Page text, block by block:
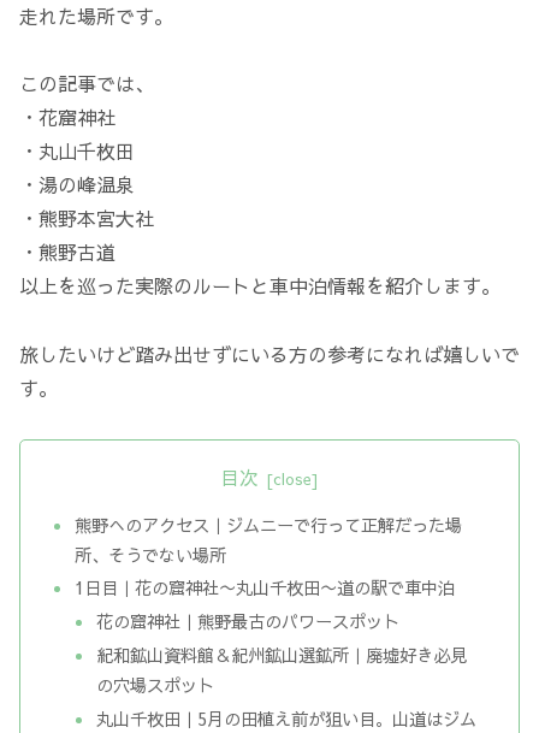
走れた場所です。
この記事では、
・花窟神社
・丸山千枚田
・湯の峰温泉
・熊野本宮大社
・熊野古道
以上を巡った実際のルートと車中泊情報を紹介します。
旅したいけど踏み出せずにいる方の参考になれば嬉しいで
す。
目次
熊野へのアクセス｜ジムニーで行って正解だった場
所、そうでない場所
1日目｜花の窟神社〜丸山千枚田〜道の駅で車中泊
花の窟神社｜熊野最古のパワースポット
紀和鉱山資料館＆紀州鉱山選鉱所｜廃墟好き必見
の穴場スポット
丸山千枚田｜5月の田植え前が狙い目。山道はジム